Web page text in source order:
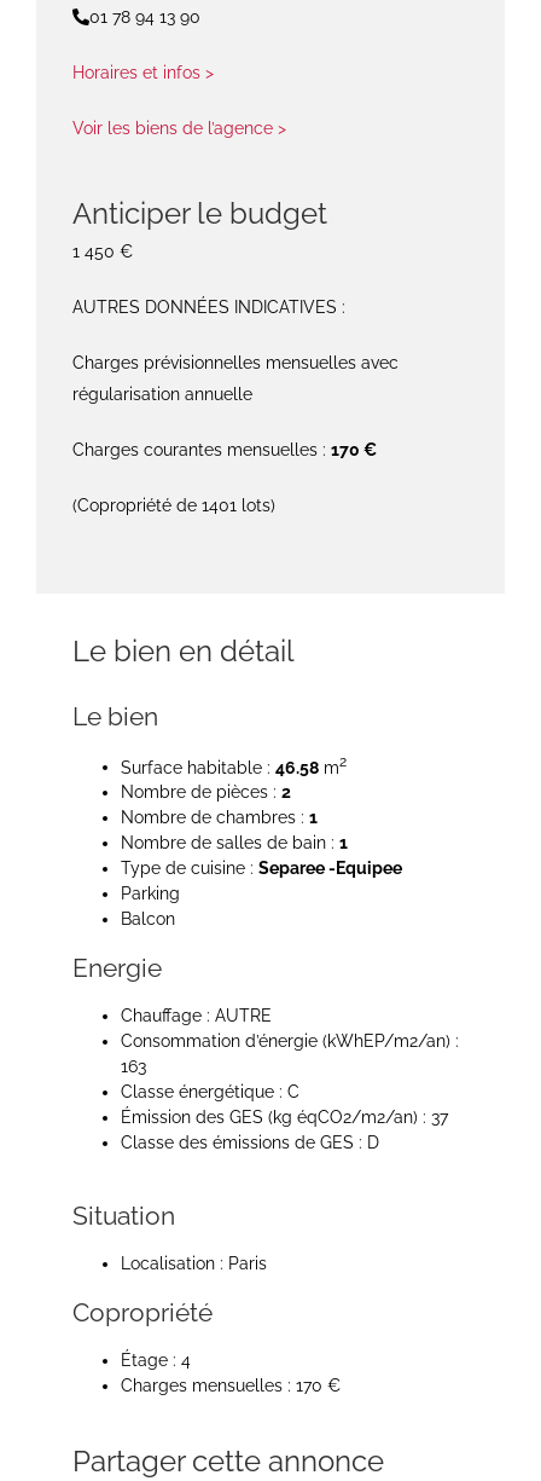
01 78 94 13 90
Horaires et infos >
Voir les biens de l’agence >
Anticiper le budget
1 450 €
AUTRES DONNÉES INDICATIVES :
Charges prévisionnelles mensuelles avec
régularisation annuelle
Charges courantes mensuelles : 170 €
(Copropriété de 1401 lots)
Le bien en détail
Le bien
Surface habitable : 46.58m2
Nombre de pièces : 2
Nombre de chambres : 1
Nombre de salles de bain : 1
Type de cuisine : Separee -Equipee
Parking
Balcon
Energie
Chauffage : AUTRE
Consommation d’énergie (kWhEP/m2/an) :
163
Classe énergétique : C
Émission des GES (kg éqCO2/m2/an) : 37
Classe des émissions de GES : D
Situation
Localisation : Paris
Copropriété
Étage : 4
Charges mensuelles : 170 €
Partager cette annonce